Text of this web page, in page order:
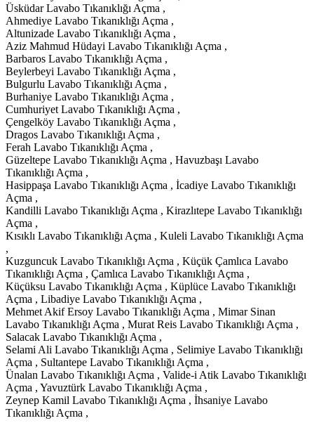
Üsküdar Lavabo Tıkanıklığı Açma ,
Ahmediye Lavabo Tıkanıklığı Açma ,
Altunizade Lavabo Tıkanıklığı Açma ,
Aziz Mahmud Hüdayi Lavabo Tıkanıklığı Açma ,
Barbaros Lavabo Tıkanıklığı Açma ,
Beylerbeyi Lavabo Tıkanıklığı Açma ,
Bulgurlu Lavabo Tıkanıklığı Açma ,
Burhaniye Lavabo Tıkanıklığı Açma ,
Cumhuriyet Lavabo Tıkanıklığı Açma ,
Çengelköy Lavabo Tıkanıklığı Açma ,
Dragos Lavabo Tıkanıklığı Açma ,
Ferah Lavabo Tıkanıklığı Açma ,
Güzeltepe Lavabo Tıkanıklığı Açma , Havuzbaşı Lavabo
Tıkanıklığı Açma ,
Hasippaşa Lavabo Tıkanıklığı Açma , İcadiye Lavabo Tıkanıklığı
Açma ,
Kandilli Lavabo Tıkanıklığı Açma , Kirazlıtepe Lavabo Tıkanıklığı
Açma ,
Kısıklı Lavabo Tıkanıklığı Açma , Kuleli Lavabo Tıkanıklığı Açma
,
Kuzguncuk Lavabo Tıkanıklığı Açma , Küçük Çamlıca Lavabo
Tıkanıklığı Açma , Çamlıca Lavabo Tıkanıklığı Açma ,
Küçüksu Lavabo Tıkanıklığı Açma , Küplüce Lavabo Tıkanıklığı
Açma , Libadiye Lavabo Tıkanıklığı Açma ,
Mehmet Akif Ersoy Lavabo Tıkanıklığı Açma , Mimar Sinan
Lavabo Tıkanıklığı Açma , Murat Reis Lavabo Tıkanıklığı Açma ,
Salacak Lavabo Tıkanıklığı Açma ,
Selami Ali Lavabo Tıkanıklığı Açma , Selimiye Lavabo Tıkanıklığı
Açma , Sultantepe Lavabo Tıkanıklığı Açma ,
Ünalan Lavabo Tıkanıklığı Açma , Valide-i Atik Lavabo Tıkanıklığı
Açma , Yavuztürk Lavabo Tıkanıklığı Açma ,
Zeynep Kamil Lavabo Tıkanıklığı Açma , İhsaniye Lavabo
Tıkanıklığı Açma ,